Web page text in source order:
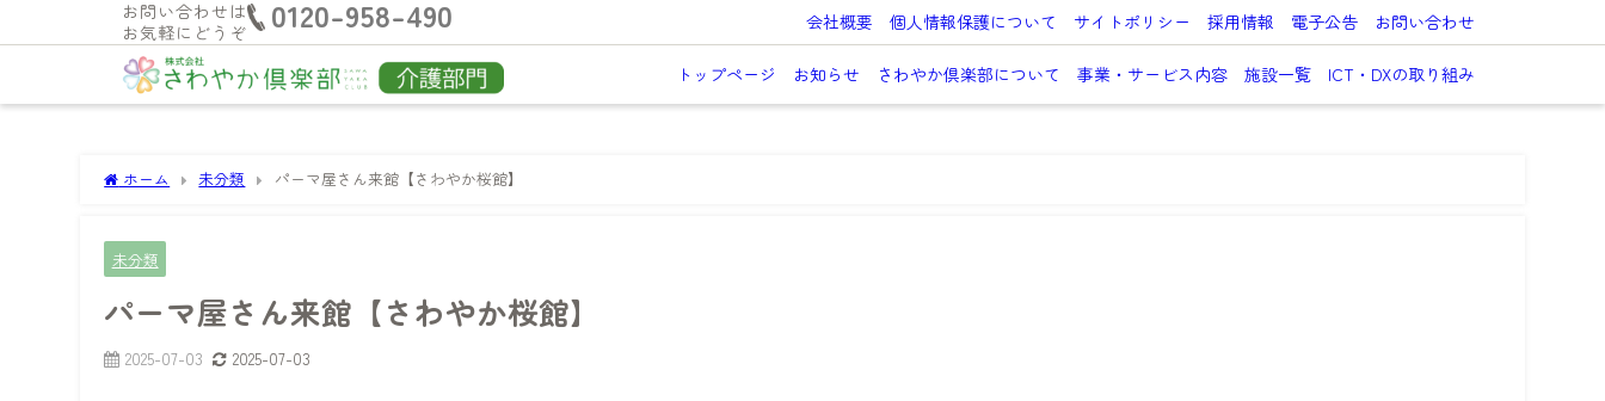
お問い合わせは
お気軽にどうぞ
0120-958-490 会社概要 個人情報保護について サイトポリシー 採用情報 電子公告 お問い合わせ
トップページ お知らせ さわやか倶楽部について 事業・サービス内容 施設一覧 ICT・DXの取り組み
ホーム 未分類 パーマ屋さん来館【さわやか桜館】
未分類
パーマ屋さん来館【さわやか桜館】
2025-07-03 2025-07-03